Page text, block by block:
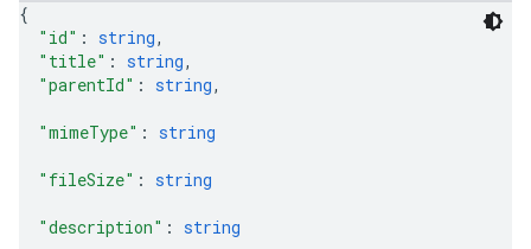
{
"id" : string,
"title" : string,
"parentId" : string,
"mimeType" : string
"fileSize" : string
"description" : string